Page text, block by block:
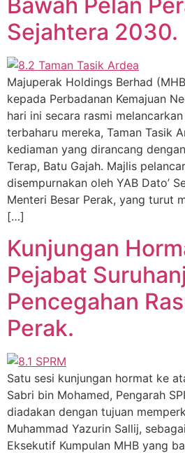
Bawah Pelan
Sejahtera 2030.
Majuperak Holdings Berhad
kepada Perbadanan Kemajuan
hari ini secara rasmi
terbaharu mereka, Taman Tasik
kediaman yang dirancang
Terap, Batu Gajah. Majlis
disempurnakan oleh YAB Dato’
Menteri Besar Perak, yang turut
[…]
Kunjungan
Pejabat
Pencegahan
Perak.
Satu sesi kunjungan hormat ke
Sabri bin Mohamed, Pengarah
diadakan dengan tujuan
Muhammad Yazurin Sallij,
Eksekutif Kumpulan MHB yang